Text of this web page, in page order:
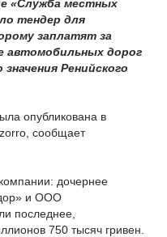
«Служба местных
тендер для
заплатят за
автомобильных дорог
Ренийского
опубликована в
сообщает
дочернее
и ООО
последнее,
750 тысяч гривен.